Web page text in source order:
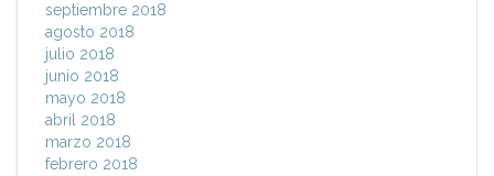
septiembre 2018
agosto 2018
julio 2018
junio 2018
mayo 2018
abril 2018
marzo 2018
febrero 2018